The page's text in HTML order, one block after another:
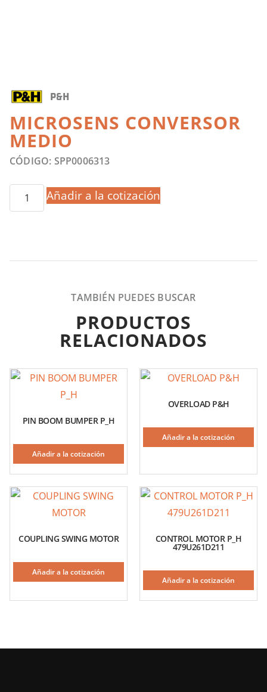
P&H
MICROSENS CONVERSOR
MEDIO
CÓDIGO: SPP0006313
Añadir a la cotización
TAMBIÉN PUEDES BUSCAR
PRODUCTOS
RELACIONADOS
PIN BOOM BUMPER P_H
Añadir a la cotización
OVERLOAD P&H
Añadir a la cotización
COUPLING SWING MOTOR
Añadir a la cotización
CONTROL MOTOR P_H
479U261D211
Añadir a la cotización